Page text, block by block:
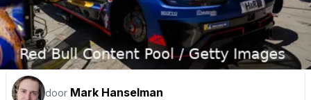
door Mark Hanselman